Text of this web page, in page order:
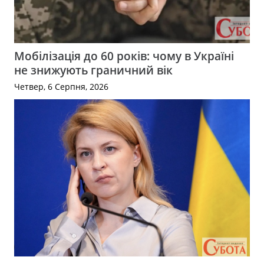
Мобілізація до 60 років: чому в Україні
не знижують граничний вік
Четвер, 6 Серпня, 2026